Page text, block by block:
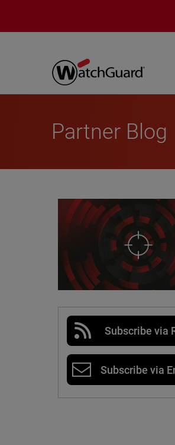
Partner Blog
Subscribe via
Subscribe via